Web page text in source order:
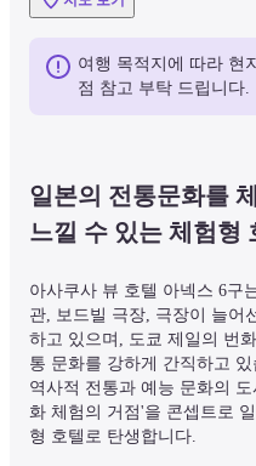
여행 목적지에 따라 현
점 참고 부탁 드립니다.
일본의 전통문화를
느낄 수 있는 체험형
아사쿠사 뷰 호텔 아넥스 6구
관, 보드빌 극장, 극장이 늘어
하고 있으며, 도쿄 제일의 번
통 문화를 강하게 간직하고 있
역사적 전통과 예능 문화의
화 체험의 거점'을 콘셉트로
형 호텔로 탄생합니다.